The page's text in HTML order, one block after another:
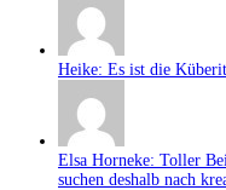
Heike: Es ist die Küberit
Elsa Horneke: Toller
suchen deshalb nach